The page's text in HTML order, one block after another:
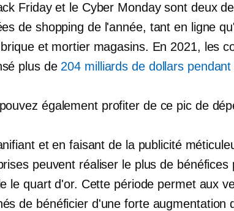
Friday et le Cyber ​​Monday sont deux
de shopping de l'année, tant en ligne
brique et mortiermagasins. En 2021, les
plus de 204 milliards de dollars
également profiter de ce pic de
et en faisant de la publicité
peuvent réaliser le plus de bénéfices
le quart d'or. Cette période permet aux
de bénéficier d'une forte augmentation